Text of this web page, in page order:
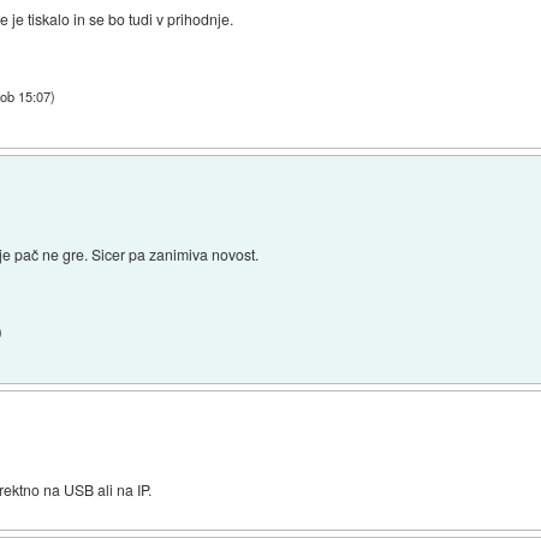
je tiskalo in se bo tudi v prihodnje.
15:07)
pač ne gre. Sicer pa zanimiva novost.
na USB ali na IP.